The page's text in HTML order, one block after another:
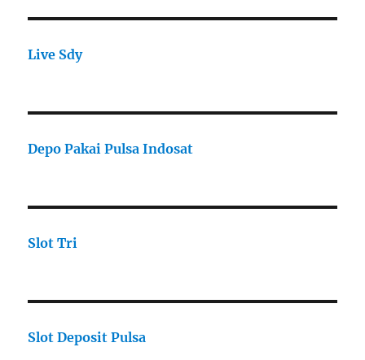
Live Sdy
Depo Pakai Pulsa Indosat
Slot Tri
Slot Deposit Pulsa